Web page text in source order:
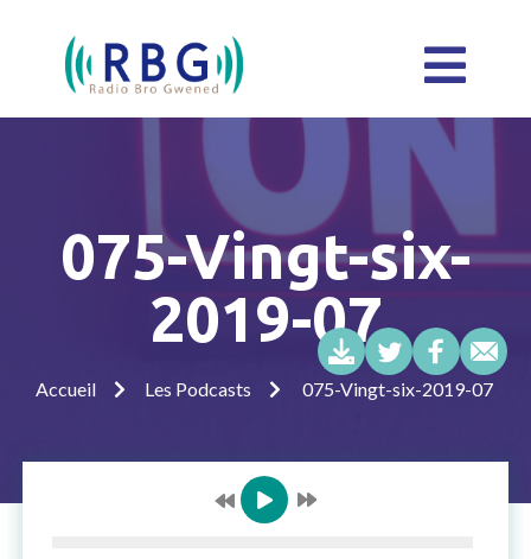
075-Vingt-six-
2019-07
Accueil Les Podcasts 075-Vingt-six-2019-07